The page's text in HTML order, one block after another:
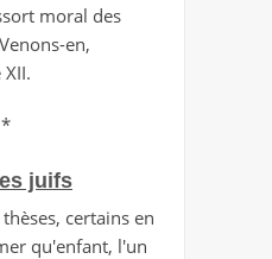
moral des
en,
*
juifs
certains en
qu'enfant, l'un